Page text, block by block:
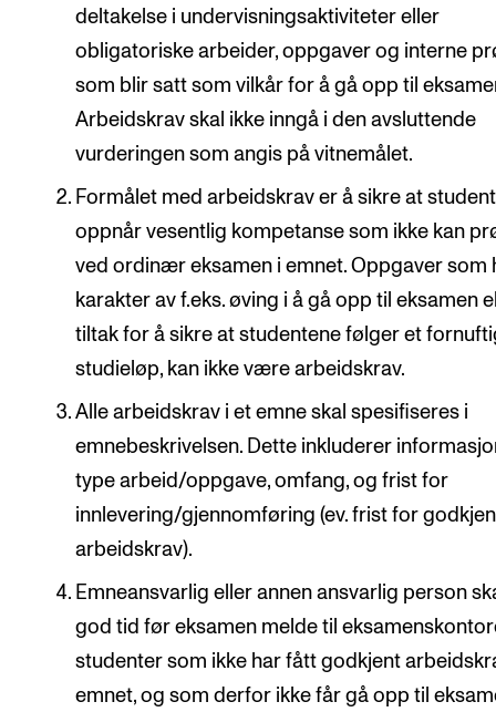
FORSKNING OG UTVIKLINGSARBEID
Livet rundt FoU
For ph.d.-programmet i kunstnerisk utviklingsarbeid
For ph.d.-programmet i musikkforskning
Forskningsetikk
KONSERTER OG ARRANGEMENTER
Arrangementer for ansatte
Gjennomføre konserter og arrangementer
Låne utstyr – lyd, lys og video
Konsertopptak
ORGANISASJON
Aktuelle saker
Organisering av NMH
deltakelse i undervisningsaktiviteter eller
obligatoriske arbeider, oppgaver og interne
som blir satt som vilkår for å gå opp til
Arbeidskrav skal ikke inngå i den avsluttende
vurderingen som angis på vitnemålet.
Formålet med arbeidskrav er å sikre at
oppnår vesentlig kompetanse som ikke kan
ved ordinær eksamen i emnet. Oppgaver som
karakter av f.eks. øving i å gå opp til eksamen
tiltak for å sikre at studentene følger et
studieløp, kan ikke være arbeidskrav.
Alle arbeidskrav i et emne skal spesifiseres i
emnebeskrivelsen. Dette inkluderer
type arbeid/oppgave, omfang, og frist for
innlevering/gjennomføring (ev. frist for
arbeidskrav).
Emneansvarlig eller annen ansvarlig person
god tid før eksamen melde til
studenter som ikke har fått godkjent
emnet, og som derfor ikke får gå opp til